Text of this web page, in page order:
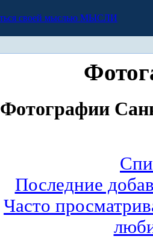
МЫСЛИ
Фотографии
Последние
Часто